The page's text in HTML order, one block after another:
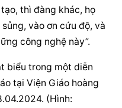
thì đàng khác, họ
vào ơn cứu độ, và
công nghệ này”.
biểu trong một diễn
tại Viện Giáo hoàng
(Hình: